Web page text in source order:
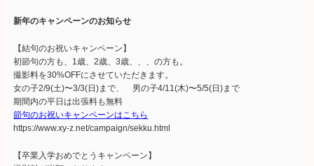
新年のキャンペーンのお知らせ
【結句のお祝いキャンペーン】
初節句の方も、1歳、2歳、3歳、、、の方も。
撮影料を30%OFFにさせていただきます。
女の子2/9(土)〜3/3(日)まで、 男の子4/11(木)〜5/5(日)まで
期間内の平日は出張料も無料
節句のお祝いキャンペーンはこちら
https://www.xy-z.net/campaign/sekku.html
【卒業入学おめでとうキャンペーン】